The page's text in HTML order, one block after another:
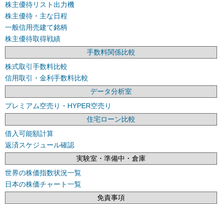
株主優待リスト出力機
株主優待・主な日程
一般信用売建て銘柄
株主優待取得戦績
手数料関係比較
株式取引手数料比較
信用取引・金利手数料比較
データ分析室
プレミアム空売り・HYPER空売り
住宅ローン比較
借入可能額計算
返済スケジュール確認
実験室・準備中・倉庫
世界の株価指数状況一覧
日本の株価チャート一覧
免責事項